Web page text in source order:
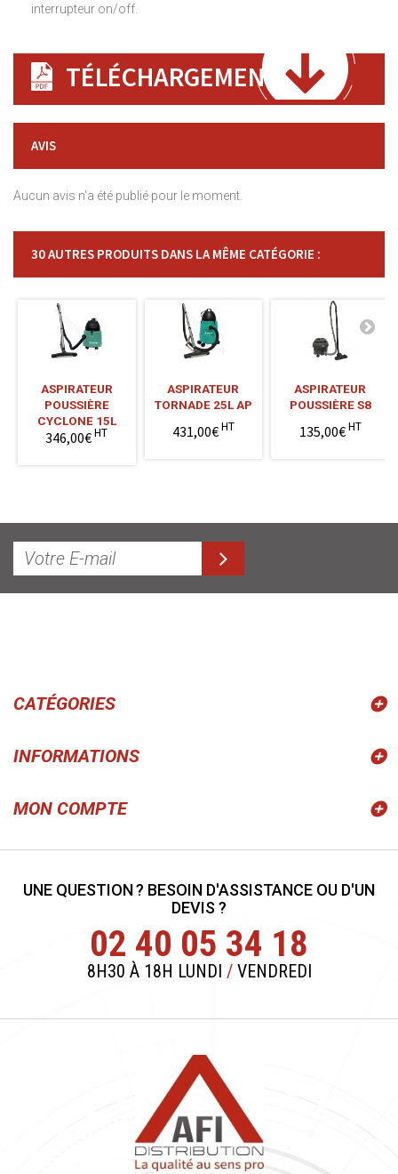
interrupteur on/off.
TÉLÉCHARGEMENT
AVIS
Aucun avis n'a été publié pour le moment.
30 AUTRES PRODUITS DANS LA MÊME CATÉGORIE :
ASPIRATEUR
POUSSIÈRE
CYCLONE 15L
346,00€HT
ASPIRATEUR
TORNADE 25L AP
431,00€HT
ASPIRATEUR
POUSSIÈRE S8
135,00€HT
CATÉGORIES
INFORMATIONS
MON COMPTE
UNE QUESTION ? BESOIN D'ASSISTANCE OU D'UN
DEVIS ?
02 40 05 34 18
8H30 À 18H LUNDI /VENDREDI